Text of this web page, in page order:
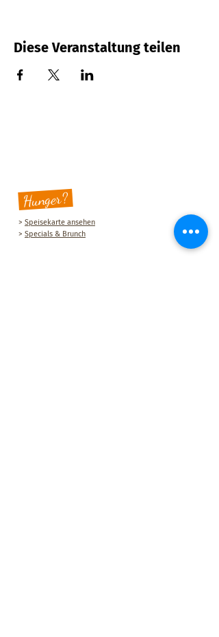
Diese Veranstaltung teilen
Hunger?
> Speisekarte ansehen
> Specials & Brunch